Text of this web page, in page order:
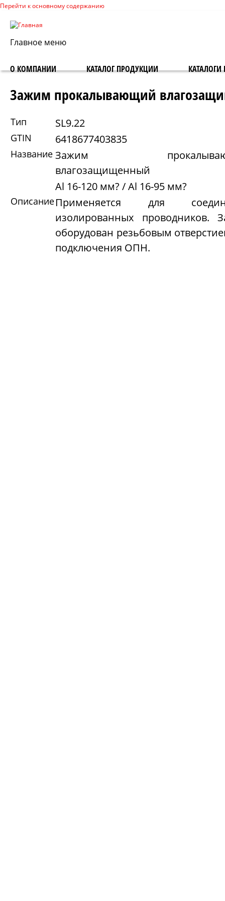
Перейти к основному содержанию
Главное меню
О КОМПАНИИ КАТАЛОГ ПРОДУКЦИИ КАТАЛОГИ
Зажим прокалывающий
Тип SL9.22
GTIN 6418677403835
Название Зажим
влагозащищенный
Al 16-120 мм? / Al 16-95 мм?
ОписаниеПрименяется для
изолированных проводников.
оборудован резьбовым
подключения ОПН.